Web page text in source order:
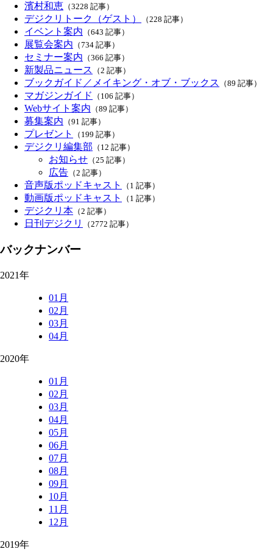
濱村和恵 （3228 記事）
デジクリトーク（ゲスト） （228 記事）
イベント案内 （643 記事）
展覧会案内 （734 記事）
セミナー案内 （366 記事）
新製品ニュース （2 記事）
ブックガイド／メイキング・オブ・ブックス （89 記事）
マガジンガイド （106 記事）
Webサイト案内 （89 記事）
募集案内 （91 記事）
プレゼント （199 記事）
デジクリ編集部 （12 記事）
お知らせ （25 記事）
広告 （2 記事）
音声版ポッドキャスト （1 記事）
動画版ポッドキャスト （1 記事）
デジクリ本 （2 記事）
日刊デジクリ （2772 記事）
バックナンバー
2021年
01月
02月
03月
04月
2020年
01月
02月
03月
04月
05月
06月
07月
08月
09月
10月
11月
12月
2019年